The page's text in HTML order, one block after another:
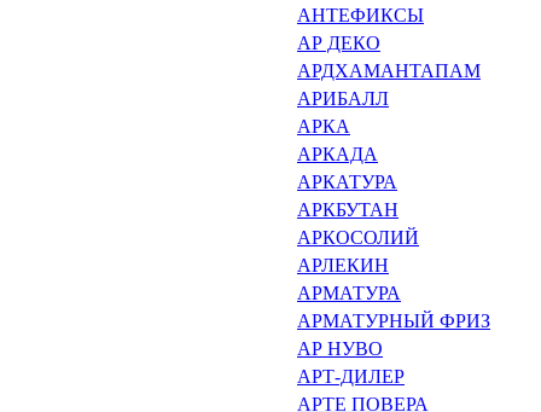
АНТЕФИКСЫ
АР ДЕКО
АРДХАМАНТАПАМ
АРИБАЛЛ
АРКА
АРКАДА
АРКАТУРА
АРКБУТАН
АРКОСОЛИЙ
АРЛЕКИН
АРМАТУРА
АРМАТУРНЫЙ ФРИЗ
АР НУВО
АРТ-ДИЛЕР
АРТЕ ПОВЕРА